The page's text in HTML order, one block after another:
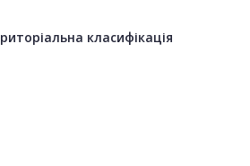
класифікація